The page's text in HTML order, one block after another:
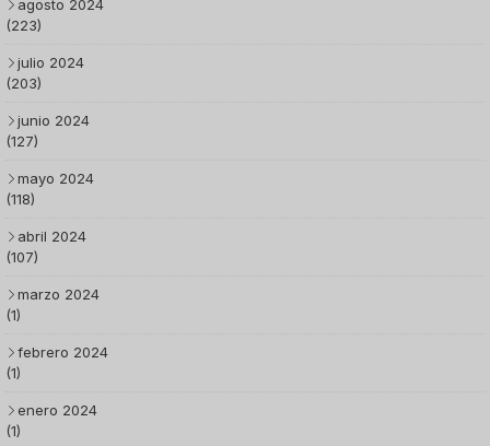
agosto 2024
(223)
julio 2024
(203)
junio 2024
(127)
mayo 2024
(118)
abril 2024
(107)
marzo 2024
(1)
febrero 2024
(1)
enero 2024
(1)